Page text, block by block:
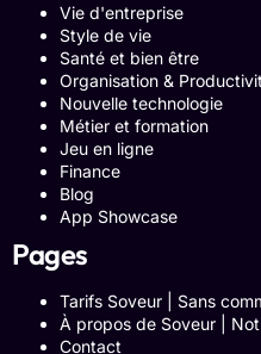
Vie d'entreprise
Style de vie
Santé et bien être
Organisation &
Nouvelle technologie
Métier et formation
Jeu en ligne
Finance
Blog
App Showcase
Pages
Tarifs Soveur | Sans
À propos de Soveur |
Contact